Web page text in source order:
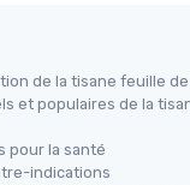
de la tisane feuille
et populaires de la
pour la santé
indications